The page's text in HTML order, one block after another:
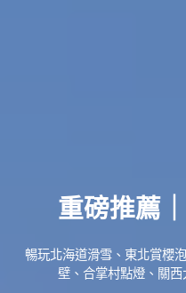
重磅推薦
暢玩北海道滑雪、東北賞櫻
壁、合掌村點燈、關